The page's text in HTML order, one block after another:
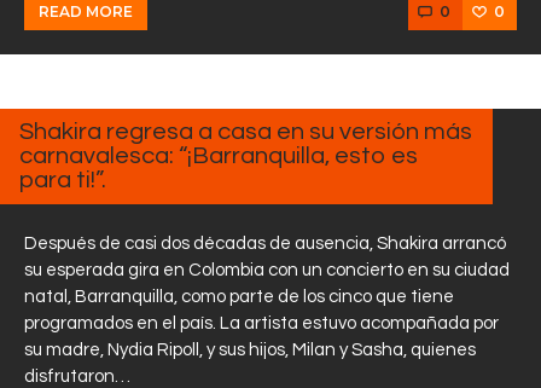
READ MORE 0 0
21, 2025
Shakira regresa a casa en su versión más
carnavalesca: “¡Barranquilla, esto es
para ti!”.
Después de casi dos décadas de ausencia, Shakira arrancó
su esperada gira en Colombia con un concierto en su ciudad
natal, Barranquilla, como parte de los cinco que tiene
programados en el país. La artista estuvo acompañada por
su madre, Nydia Ripoll, y sus hijos, Milan y Sasha, quienes
disfrutaron…